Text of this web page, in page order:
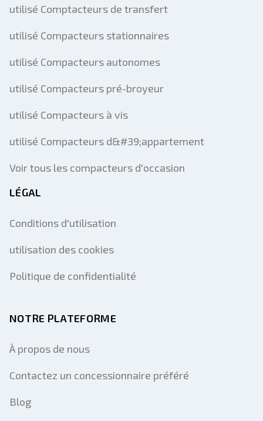
utilisé Comptacteurs de transfert
utilisé Compacteurs stationnaires
utilisé Compacteurs autonomes
utilisé Compacteurs pré-broyeur
utilisé Compacteurs à vis
utilisé Compacteurs d&#39;appartement
Voir tous les compacteurs d'occasion
LÉGAL
Conditions d'utilisation
utilisation des cookies
Politique de confidentialité
NOTRE PLATEFORME
À propos de nous
Contactez un concessionnaire préféré
Blog